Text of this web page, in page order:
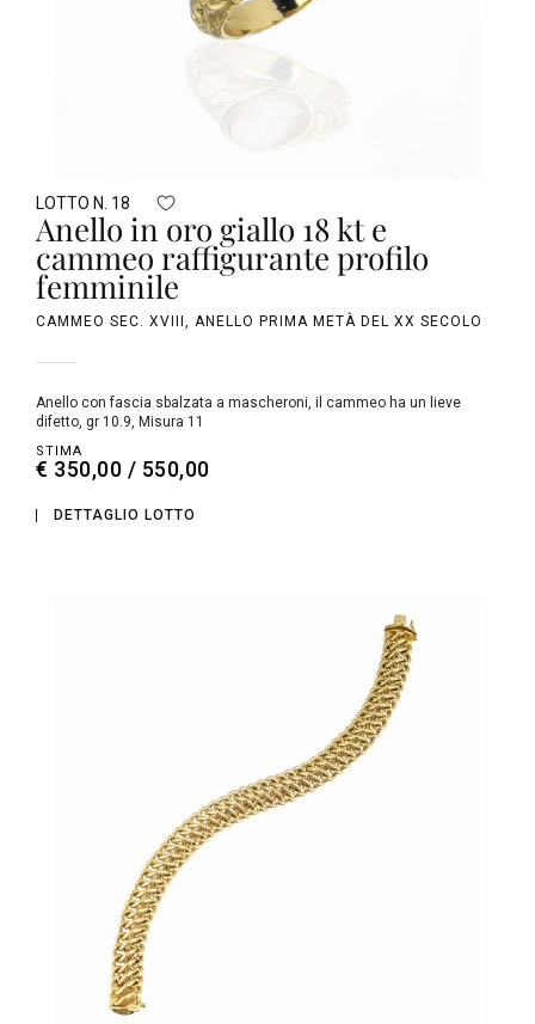
LOTTO N. 18
Anello in oro giallo 18 kt e
cammeo raffigurante profilo
femminile
CAMMEO SEC. XVIII, ANELLO PRIMA METÀ DEL XX SECOLO
Anello con fascia sbalzata a mascheroni, il cammeo ha un lieve
difetto, gr 10.9, Misura 11
STIMA
€ 350,00 / 550,00
DETTAGLIO LOTTO